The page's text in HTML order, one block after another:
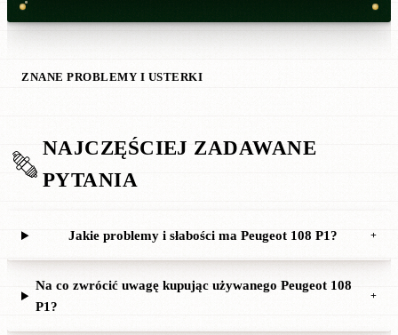
ZNANE PROBLEMY I USTERKI
NAJCZĘŚCIEJ ZADAWANE
PYTANIA
Jakie problemy i słabości ma Peugeot 108 P1? +
Na co zwrócić uwagę kupując używanego Peugeot 108
P1?
+